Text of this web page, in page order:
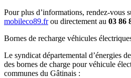
Pour plus d’informations, rendez-vous
mobileco89.frou directement au 03 86
Bornes de recharge véhicules
Le syndicat départemental d’énergies
des bornes de charge pour véhicule
communes du Gâtinais :